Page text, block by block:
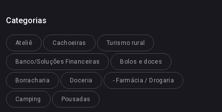
Categorias
Ateliê Cachoeiras Turismo rural
Banco/Soluções Financeiras Bolos e doces
Borracharia Doceria - Farmácia / Drogaria
Camping Pousadas